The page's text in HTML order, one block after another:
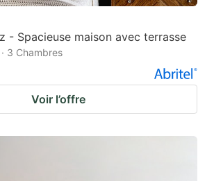
- Spacieuse maison avec terrasse
3 Chambres
Voir l’offre